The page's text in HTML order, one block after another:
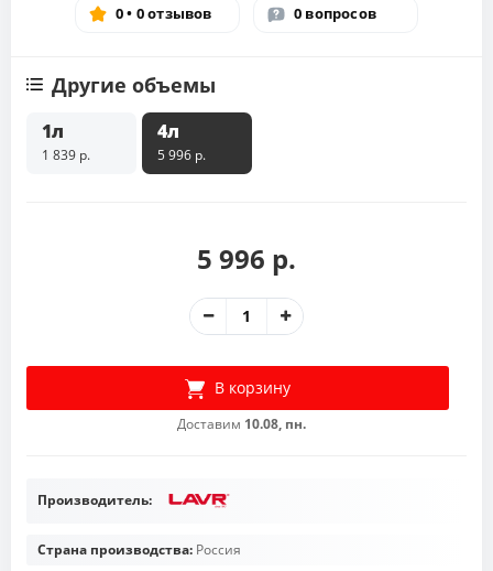
0 • 0 отзывов 0 вопросов
Другие объемы
1л
1 839 р.
4л
5 996 р.
5 996 р.
В корзину
Доставим 10.08, пн.
Производитель:
Страна производства: Россия